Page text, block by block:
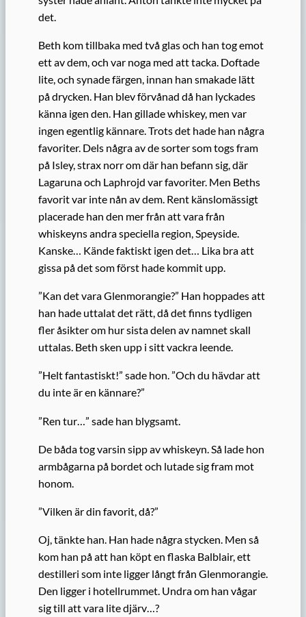
det.
Beth kom tillbaka med två glas och han tog emot
ett av dem, och var noga med att tacka. Doftade
lite, och synade färgen, innan han smakade lätt
på drycken. Han blev förvånad då han lyckades
känna igen den. Han gillade whiskey, men var
ingen egentlig kännare. Trots det hade han några
favoriter. Dels några av de sorter som togs fram
på Isley, strax norr om där han befann sig, där
Lagaruna och Laphrojd var favoriter. Men Beths
favorit var inte nån av dem. Rent känslomässigt
placerade han den mer från att vara från
whiskeyns andra speciella region, Speyside.
Kanske… Kände faktiskt igen det… Lika bra att
gissa på det som först hade kommit upp.
”Kan det vara Glenmorangie?” Han hoppades att
han hade uttalat det rätt, då det finns tydligen
fler åsikter om hur sista delen av namnet skall
uttalas. Beth sken upp i sitt vackra leende.
”Helt fantastiskt!” sade hon. ”Och du hävdar att
du inte är en kännare?”
”Ren tur…” sade han blygsamt.
De båda tog varsin sipp av whiskeyn. Så lade hon
armbågarna på bordet och lutade sig fram mot
honom.
”Vilken är din favorit, då?”
Oj, tänkte han. Han hade några stycken. Men så
kom han på att han köpt en flaska Balblair, ett
destilleri som inte ligger långt från Glenmorangie.
Den ligger i hotellrummet. Undra om han vågar
sig till att vara lite djärv…?